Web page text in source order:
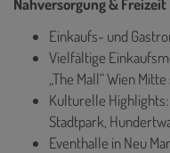
Nahversorgung & Freizeit
Einkaufs- und
Vielfältige
„The Mall“ Wien
Kulturelle
Stadtpark,
Eventhalle in Neu